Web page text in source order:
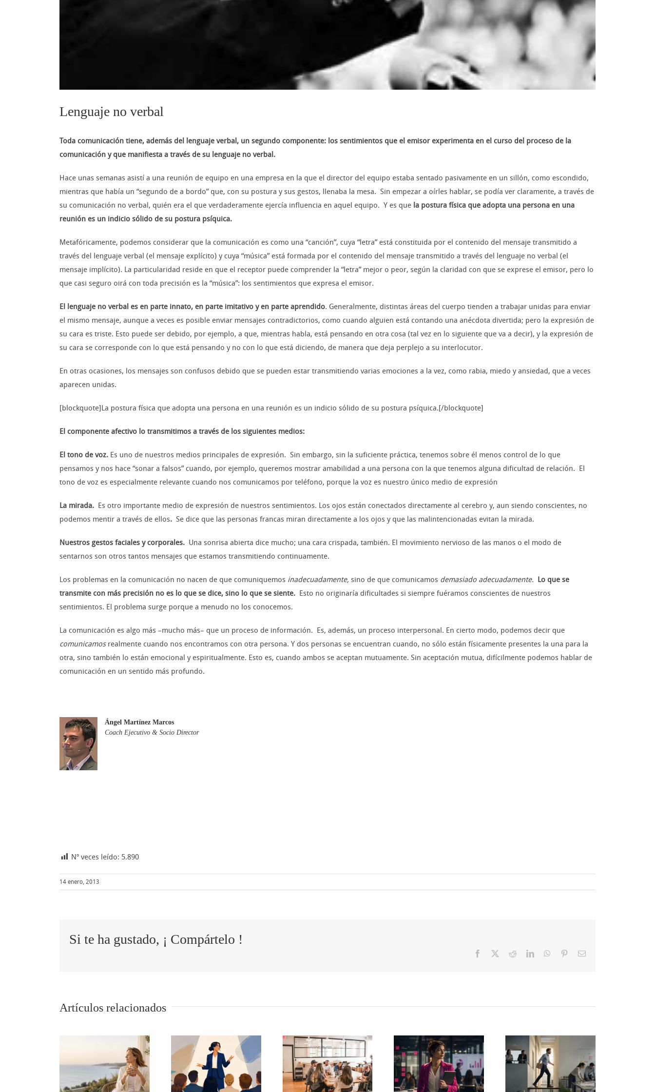
Lenguaje no verbal
Toda comunicación tiene, además del lenguaje verbal, un segundo componente: los sentimientos que el emisor experimenta en el curso del proceso de la
comunicación y que manifiesta a través de su lenguaje no verbal.
Hace unas semanas asistí a una reunión de equipo en una empresa en la que el director del equipo estaba sentado pasivamente en un sillón, como escondido,
mientras que había un “segundo de a bordo” que, con su postura y sus gestos, llenaba la mesa. Sin empezar a oírles hablar, se podía ver claramente, a través de
su comunicación no verbal, quién era el que verdaderamente ejercía influencia en aquel equipo. Y es que la postura física que adopta una persona en una
reunión es un indicio sólido de su postura psíquica.
Metafóricamente, podemos considerar que la comunicación es como una “canción”, cuya “letra” está constituida por el contenido del mensaje transmitido a
través del lenguaje verbal (el mensaje explícito) y cuya “música” está formada por el contenido del mensaje transmitido a través del lenguaje no verbal (el
mensaje implícito). La particularidad reside en que el receptor puede comprender la “letra” mejor o peor, según la claridad con que se exprese el emisor, pero lo
que casi seguro oirá con toda precisión es la “música”: los sentimientos que expresa el emisor.
El lenguaje no verbal es en parte innato, en parte imitativo y en parte aprendido. Generalmente, distintas áreas del cuerpo tienden a trabajar unidas para enviar
el mismo mensaje, aunque a veces es posible enviar mensajes contradictorios, como cuando alguien está contando una anécdota divertida; pero la expresión de
su cara es triste. Esto puede ser debido, por ejemplo, a que, mientras habla, está pensando en otra cosa (tal vez en lo siguiente que va a decir), y la expresión de
su cara se corresponde con lo que está pensando y no con lo que está diciendo, de manera que deja perplejo a su interlocutor.
En otras ocasiones, los mensajes son confusos debido que se pueden estar transmitiendo varias emociones a la vez, como rabia, miedo y ansiedad, que a veces
aparecen unidas.
[blockquote]La postura física que adopta una persona en una reunión es un indicio sólido de su postura psíquica.[/blockquote]
El componente afectivo lo transmitimos a través de los siguientes medios:
El tono de voz. Es uno de nuestros medios principales de expresión. Sin embargo, sin la suficiente práctica, tenemos sobre él menos control de lo que
pensamos y nos hace “sonar a falsos” cuando, por ejemplo, queremos mostrar amabilidad a una persona con la que tenemos alguna dificultad de relación. El
tono de voz es especialmente relevante cuando nos comunicamos por teléfono, porque la voz es nuestro único medio de expresión
La mirada. Es otro importante medio de expresión de nuestros sentimientos. Los ojos están conectados directamente al cerebro y, aun siendo conscientes, no
podemos mentir a través de ellos. Se dice que las personas francas miran directamente a los ojos y que las malintencionadas evitan la mirada.
Nuestros gestos faciales y corporales. Una sonrisa abierta dice mucho; una cara crispada, también. El movimiento nervioso de las manos o el modo de
sentarnos son otros tantos mensajes que estamos transmitiendo continuamente.
Los problemas en la comunicación no nacen de que comuniquemos inadecuadamente, sino de que comunicamos demasiado adecuadamente. Lo que se
transmite con más precisión no es lo que se dice, sino lo que se siente. Esto no originaría dificultades si siempre fuéramos conscientes de nuestros
sentimientos. El problema surge porque a menudo no los conocemos.
La comunicación es algo más –mucho más– que un proceso de información. Es, además, un proceso interpersonal. En cierto modo, podemos decir que
comunicamosrealmente cuando nos encontramos con otra persona. Y dos personas se encuentran cuando, no sólo están físicamente presentes la una para la
otra, sino también lo están emocional y espiritualmente. Esto es, cuando ambos se aceptan mutuamente. Sin aceptación mutua, difícilmente podemos hablar de
comunicación en un sentido más profundo.
Ángel Martínez Marcos
Coach Ejecutivo & Socio Director
Nº veces leído: 5.890
14 enero, 2013
Si te ha gustado, ¡ Compártelo !
Facebook RedditLinkedInWhatsApp
PinterestCorreo
Artículos relacionados
5 tips para
comunicar
en público
transformar
las quejas de
un equipo en
agotamiento
silencioso de
tradicional:
la
inteligencia
también es
una